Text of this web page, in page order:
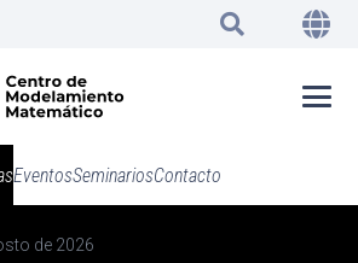
EventosSeminariosContacto
de 2026